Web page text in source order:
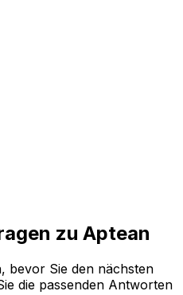
zu Aptean
bevor Sie den nächsten
die passenden Antworten